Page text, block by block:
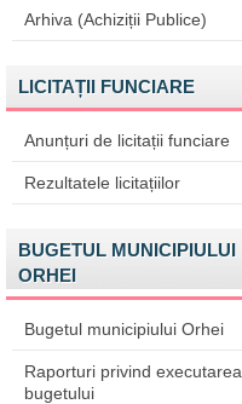
Arhiva (Achiziții Publice)
LICITAȚII FUNCIARE
Anunțuri de licitații funciare
Rezultatele licitațiilor
BUGETUL MUNICIPIULUI
ORHEI
Bugetul municipiului Orhei
Raporturi privind executarea
bugetului